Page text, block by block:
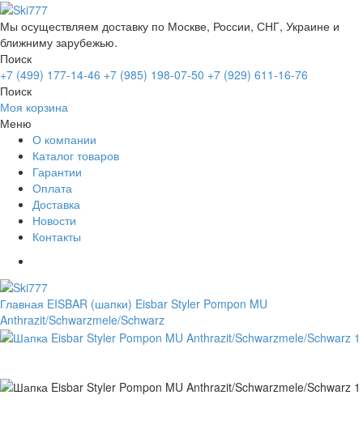
Мы осуществляем доставку по Москве, России, СНГ, Украине и
ближниму зарубежью.
Поиск
+7 (499) 177-14-46 +7 (985) 198-07-50 +7 (929) 611-16-76
Поиск
Моя корзина
Меню
О компании
Каталог товаров
Гарантии
Оплата
Доставка
Новости
Контакты
Главная EISBAR (шапки) Eisbar Styler Pompon MU
Anthrazit/Schwarzmele/Schwarz